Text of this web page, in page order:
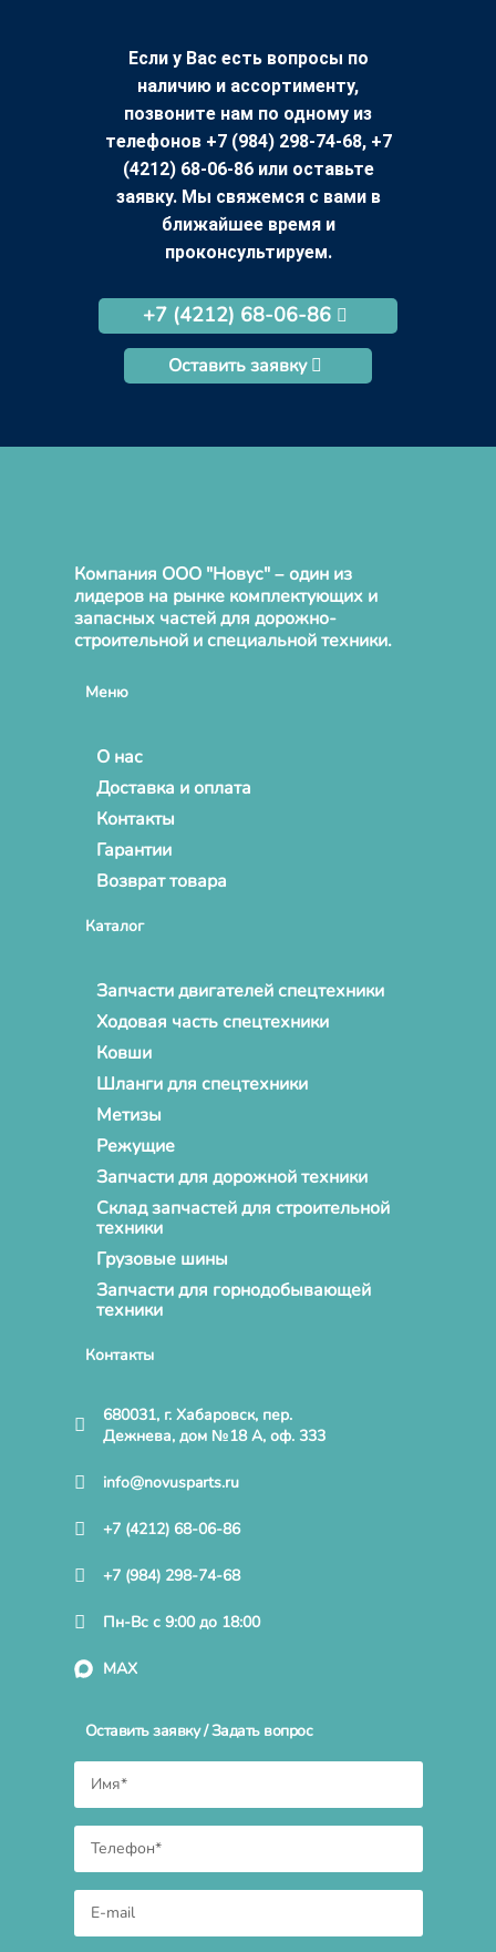
Если у Вас есть вопросы по
наличию и ассортименту,
позвоните нам по одному из
телефонов +7 (984) 298-74-68, +7
(4212) 68-06-86 или оставьте
заявку. Мы свяжемся с вами в
ближайшее время и
проконсультируем.
+7 (4212) 68-06-86
Оставить заявку
Компания ООО "Новус" – один из
лидеров на рынке комплектующих и
запасных частей для дорожно-
строительной и специальной техники.
Меню
О нас
Доставка и оплата
Контакты
Гарантии
Возврат товара
Каталог
Запчасти двигателей спецтехники
Ходовая часть спецтехники
Ковши
Шланги для спецтехники
Метизы
Режущие
Запчасти для дорожной техники
Склад запчастей для строительной
техники
Грузовые шины
Запчасти для горнодобывающей
техники
Контакты
680031, г. Хабаровск, пер.
Дежнева, дом №18 А, оф. 333
info@novusparts.ru
+7 (4212) 68-06-86
+7 (984) 298-74-68
Пн-Вс с 9:00 до 18:00
MAX
Оставить заявку / Задать вопрос